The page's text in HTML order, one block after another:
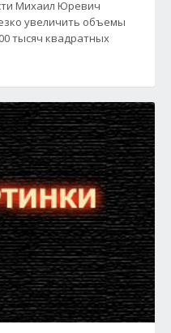
Михаил Юревич
увеличить объемы
тысяч квадратных